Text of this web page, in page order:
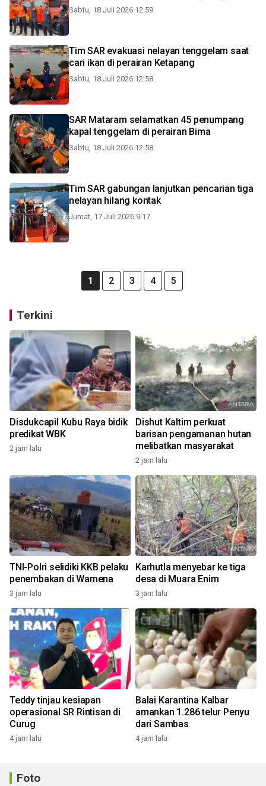
Sabtu, 18 Juli 2026 12:59
Tim SAR evakuasi nelayan tenggelam saat
cari ikan di perairan Ketapang
Sabtu, 18 Juli 2026 12:58
SAR Mataram selamatkan 45 penumpang
kapal tenggelam di perairan Bima
Sabtu, 18 Juli 2026 12:58
Tim SAR gabungan lanjutkan pencarian tiga
nelayan hilang kontak
Jumat, 17 Juli 2026 9:17
1 2 3 4 5
Terkini
Disdukcapil Kubu Raya bidik
predikat WBK
2 jam lalu
Dishut Kaltim perkuat
barisan pengamanan hutan
melibatkan masyarakat
2 jam lalu
TNI-Polri selidiki KKB pelaku
penembakan di Wamena
3 jam lalu
Karhutla menyebar ke tiga
desa di Muara Enim
3 jam lalu
Teddy tinjau kesiapan
operasional SR Rintisan di
Curug
4 jam lalu
Balai Karantina Kalbar
amankan 1.286 telur Penyu
dari Sambas
4 jam lalu
Foto